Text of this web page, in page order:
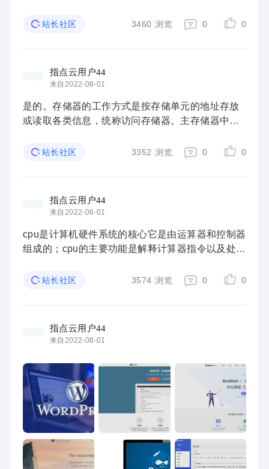
样。是的，它帮助我们处理异步组件，但它的作用
站长社区 3460 浏览 0 0
指点云用户44
来自2022-08-01
是的。存储器的工作方式是按存储单元的地址存放
或读取各类信息，统称访问存储器。主存储器中汇
能够存放一串二进制码表示的信息，该信息的总位
站长社区 3352 浏览 0 0
指点云用户44
来自2022-08-01
cpu是计算机硬件系统的核心它是由运算器和控制器
组成的；cpu的主要功能是解释计算器指令以及处理
算术和逻辑运算操作的部件，控制器是计算机的指
站长社区 3574 浏览 0 0
指点云用户44
来自2022-08-01